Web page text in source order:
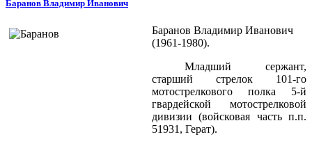
Баранов Владимир Иванович
Баранов Владимир Иванович
(1961-1980).
Младший сержант,
старший стрелок 101-го
мотострелкового полка 5-й
гвардейской мотострелковой
дивизии (войсковая часть п.п.
51931, Герат).